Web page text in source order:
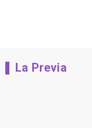
La Previa